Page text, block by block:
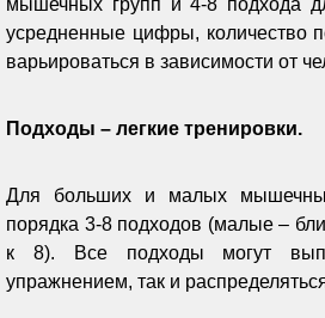
усредненные цифры, количество
варьироваться в зависимости от
Подходы – легкие тренировки.
Для больших и малых
порядка 3-8 подходов (малые –
к 8). Все подходы могут
упражнением, так и